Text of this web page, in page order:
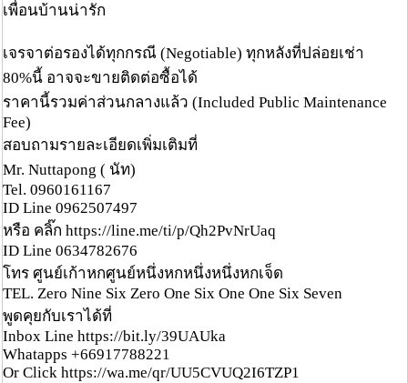
เพื่อนบ้านน่ารัก
เจรจาต่อรองได้ทุกกรณี (Negotiable) ทุกหลังที่ปล่อยเช่า
80%นี้ อาจจะขายติดต่อซื้อได้
ราคานี้รวมค่าส่วนกลางแล้ว (Included Public Maintenance
Fee)
สอบถามรายละเอียดเพิ่มเติมที่
Mr. Nuttapong ( นัท)
Tel. 0960161167
ID Line 0962507497
หรือ คลิ๊ก https://line.me/ti/p/Qh2PvNrUaq
ID Line 0634782676
โทร ศูนย์เก้าหกศูนย์หนึ่งหกหนึ่งหนึ่งหกเจ็ด
TEL. Zero Nine Six Zero One Six One One Six Seven
พูดคุยกับเราได้ที่
Inbox Line https://bit.ly/39UAUka
Whatapps +66917788221
Or Click https://wa.me/qr/UU5CVUQ2I6TZP1